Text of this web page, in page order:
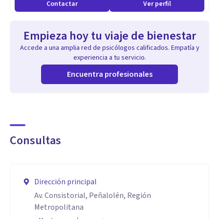
Te invito a agendar una primera sesión para comenzar este
camino de autoconocimiento y bienestar.
Especialidad
Mi Enfoque Terapéutico:
desarrollo de la regulación emocional y el
Bienestar Emocional: Manejo de Ansiedad, Depresión,
Contactar Ver perfil
Empieza hoy tu viaje de bienestar
Accede a una amplia red de psicólogos calificados. Empatía y
experiencia a tu servicio.
Encuentra profesionales
Consultas
Dirección principal
Av. Consistorial, Peñalolén, Región
Metropolitana